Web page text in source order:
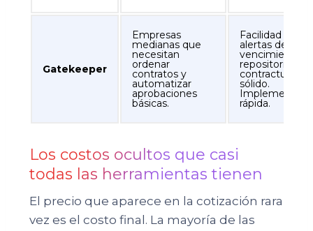
Gatekeeper
Empresas
medianas que
necesitan
ordenar
contratos y
automatizar
aprobaciones
básicas.
Facilidad de
alertas de
vencimiento y
repositorio
contractual
sólido.
rápida.
Los costos ocultos que casi
todas las herramientas tienen
El precio que aparece en la cotización rara
vez es el costo final. La mayoría de las